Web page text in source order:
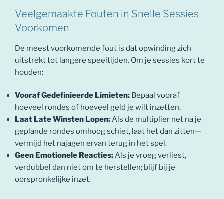
Veelgemaakte Fouten in Snelle Sessies
Voorkomen
De meest voorkomende fout is dat opwinding zich
uitstrekt tot langere speeltijden. Om je sessies kort te
houden:
Vooraf Gedefinieerde Limieten: Bepaal vooraf
hoeveel rondes of hoeveel geld je wilt inzetten.
Laat Late Winsten Lopen:Als de multiplier net na je
geplande rondes omhoog schiet, laat het dan zitten—
vermijd het najagen ervan terug in het spel.
Geen Emotionele Reacties:Als je vroeg verliest,
verdubbel dan niet om te herstellen; blijf bij je
oorspronkelijke inzet.